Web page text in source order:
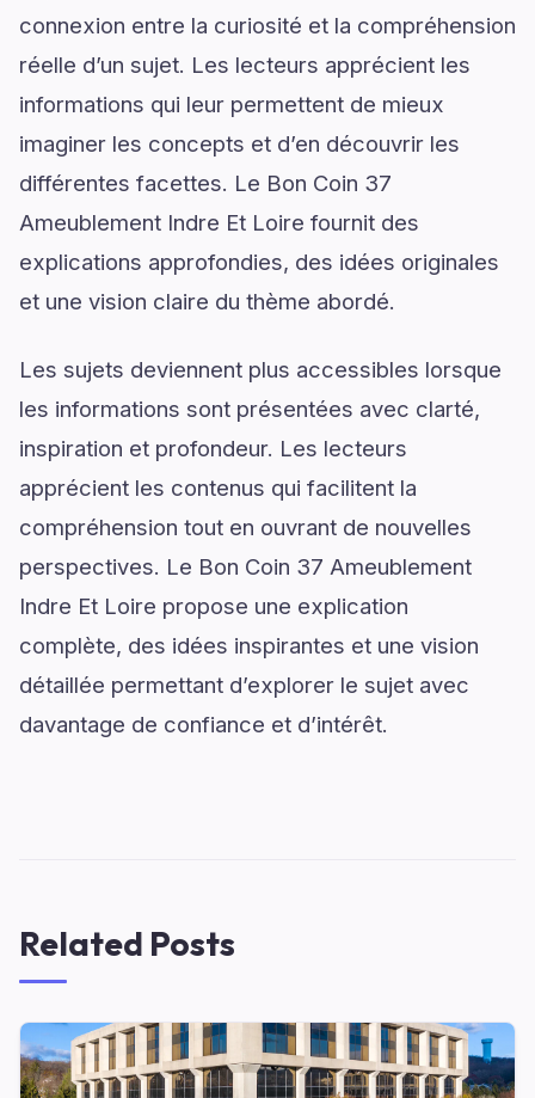
connexion entre la curiosité et la compréhension
réelle d’un sujet. Les lecteurs apprécient les
informations qui leur permettent de mieux
imaginer les concepts et d’en découvrir les
différentes facettes. Le Bon Coin 37
Ameublement Indre Et Loire fournit des
explications approfondies, des idées originales
et une vision claire du thème abordé.
Les sujets deviennent plus accessibles lorsque
les informations sont présentées avec clarté,
inspiration et profondeur. Les lecteurs
apprécient les contenus qui facilitent la
compréhension tout en ouvrant de nouvelles
perspectives. Le Bon Coin 37 Ameublement
Indre Et Loire propose une explication
complète, des idées inspirantes et une vision
détaillée permettant d’explorer le sujet avec
davantage de confiance et d’intérêt.
Related Posts